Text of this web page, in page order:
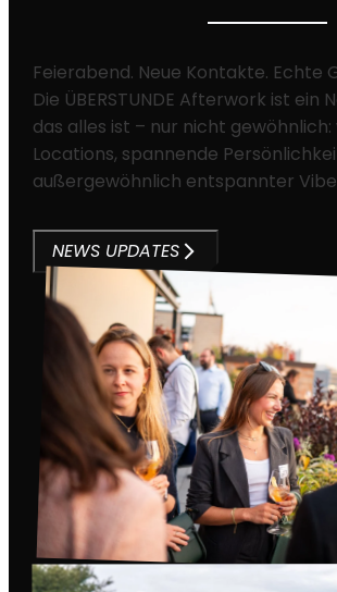
Feierabend. Neue Kontakte. Echte
Die ÜBERSTUNDE Afterwork ist ein
das alles ist – nur nicht
Locations, spannende
außergewöhnlich entspannter
NEWS UPDATES